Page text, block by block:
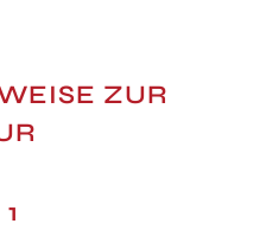
ZUR
1